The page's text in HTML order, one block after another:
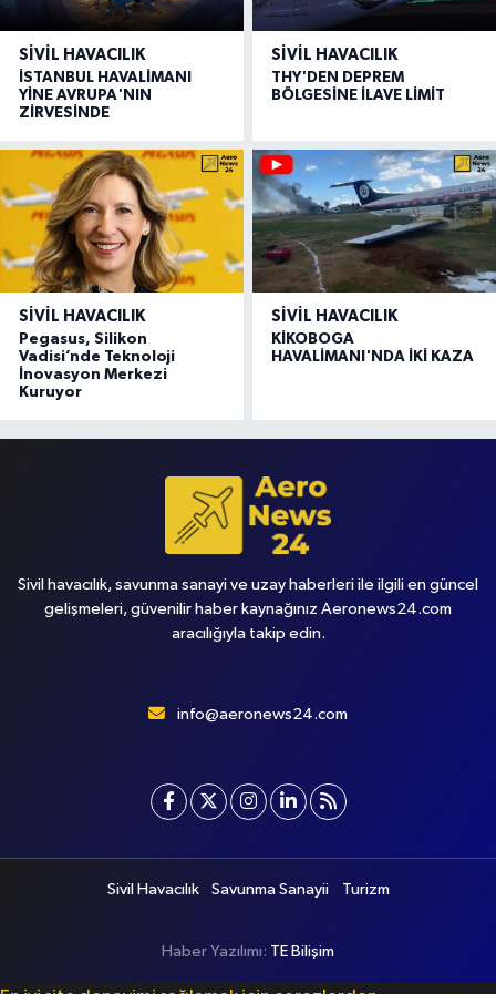
SIVIL HAVACILIK
İSTANBUL HAVALİMANI
YİNE AVRUPA'NIN
ZİRVESİNDE
SIVIL HAVACILIK
THY'DEN DEPREM
BÖLGESİNE İLAVE LİMİT
SIVIL HAVACILIK
Pegasus, Silikon
Vadisi’nde Teknoloji
İnovasyon Merkezi
Kuruyor
SIVIL HAVACILIK
KİKOBOGA
HAVALİMANI'NDA İKİ KAZA
Sivil havacılık, savunma sanayi ve uzay haberleri ile ilgili en güncel
gelişmeleri, güvenilir haber kaynağınız Aeronews24.com
aracılığıyla takip edin.
info@aeronews24.com
Sivil Havacılık Savunma Sanayii Turizm
Haber Yazılımı: TE Bilişim